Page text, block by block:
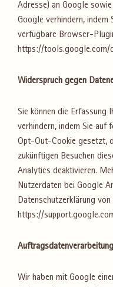
Adresse) an Google
Google verhindern, indem
verfügbare Browser-
https://tools.google.com/
Widerspruch gegen
Sie können die Erfassung
verhindern, indem Sie auf
Opt-Out-Cookie gesetzt,
zukünftigen Besuchen
Analytics deaktivieren.
Nutzerdaten bei Google
Datenschutzerklärung von
https://
Auftragsdatenverarbeitung
Wir haben mit Google